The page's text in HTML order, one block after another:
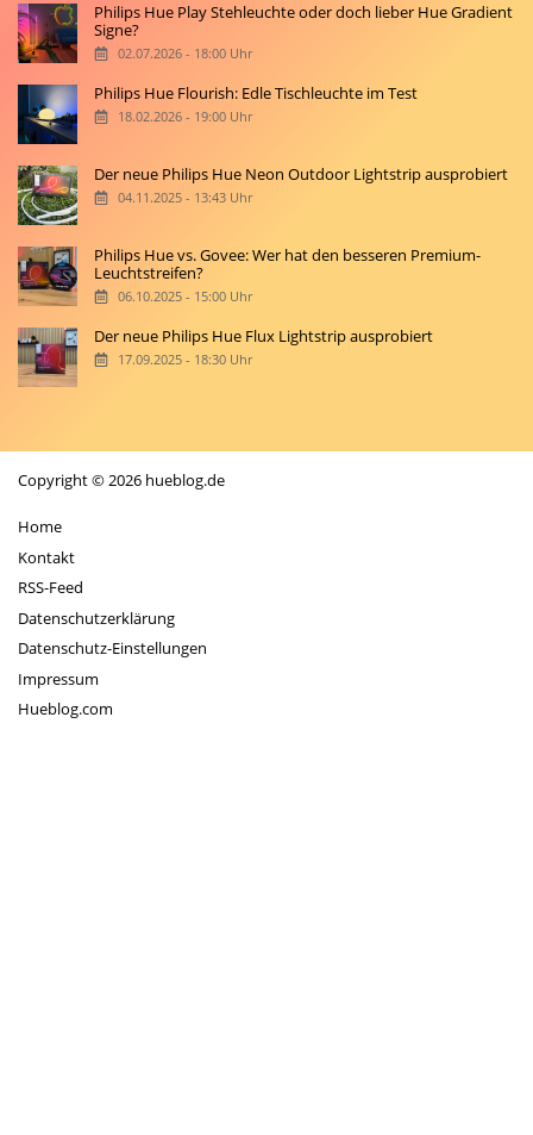
Philips Hue Play Stehleuchte oder doch lieber Hue Gradient
Signe?
02.07.2026 - 18:00 Uhr
Philips Hue Flourish: Edle Tischleuchte im Test
18.02.2026 - 19:00 Uhr
Der neue Philips Hue Neon Outdoor Lightstrip ausprobiert
04.11.2025 - 13:43 Uhr
Philips Hue vs. Govee: Wer hat den besseren Premium-
Leuchtstreifen?
06.10.2025 - 15:00 Uhr
Der neue Philips Hue Flux Lightstrip ausprobiert
17.09.2025 - 18:30 Uhr
Copyright © 2026 hueblog.de
Home
Kontakt
RSS-Feed
Datenschutzerklärung
Datenschutz-Einstellungen
Impressum
Hueblog.com